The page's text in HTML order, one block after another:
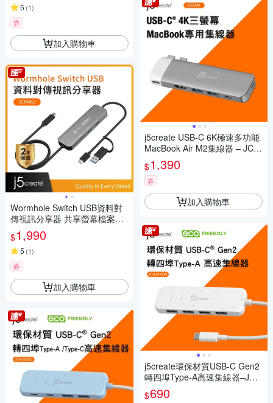
5 (1)
券
加入購物車
Wormhole Switch USB資料對
傳視訊分享器 共享螢幕檔案鍵
盤滑鼠以及剪貼簿JCH462
$1,990
5 (1)
券
加入購物車
j5create USB-C 6K極速多功能
MacBook Air M2集線器 – JCD
394
$1,390
券
加入購物車
j5create環保材質USB-C Gen2
轉四埠Type-A高速集線器–JCH
341EW(自然白)
$690